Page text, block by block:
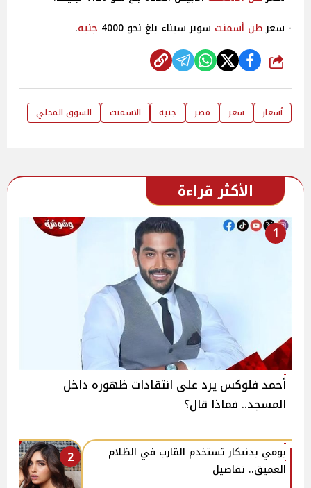
- سعرطن أسمنت سوبر سيناء بلغ نحو 4000 جنيه.
شارك
أسعار سعر مصر جنيه الاسمنت السوق المحلي
الأكثر قراءة
1
أحمد فلوكس يرد على انتقادات ظهوره داخل
المسجد.. فماذا قال؟
2
بومي بدنيكار تستخدم القارب في الظلام
العميق.. تفاصيل